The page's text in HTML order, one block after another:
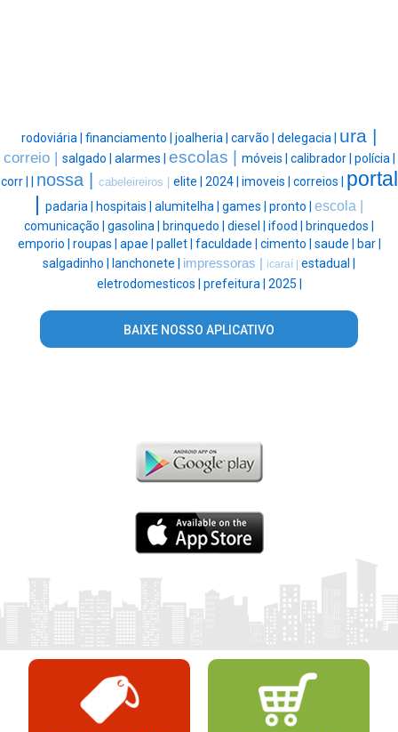
rodoviária | financiamento | joalheria | carvão | delegacia | ura |
correio | salgado | alarmes | escolas | móveis | calibrador | polícia |
corr |
nossa | cabeleireiros | elite | 2024 | imoveis | correios | portal
| padaria | hospitais | alumitelha | games | pronto | escola |
comunicação | gasolina | brinquedo | diesel | ifood |
brinquedos |
emporio | roupas | apae | pallet | faculdade | cimento | saude |
bar |
salgadinho |
lanchonete | impressoras | icaraí | estadual |
eletrodomesticos | prefeitura | 2025 |
BAIXE NOSSO APLICATIVO